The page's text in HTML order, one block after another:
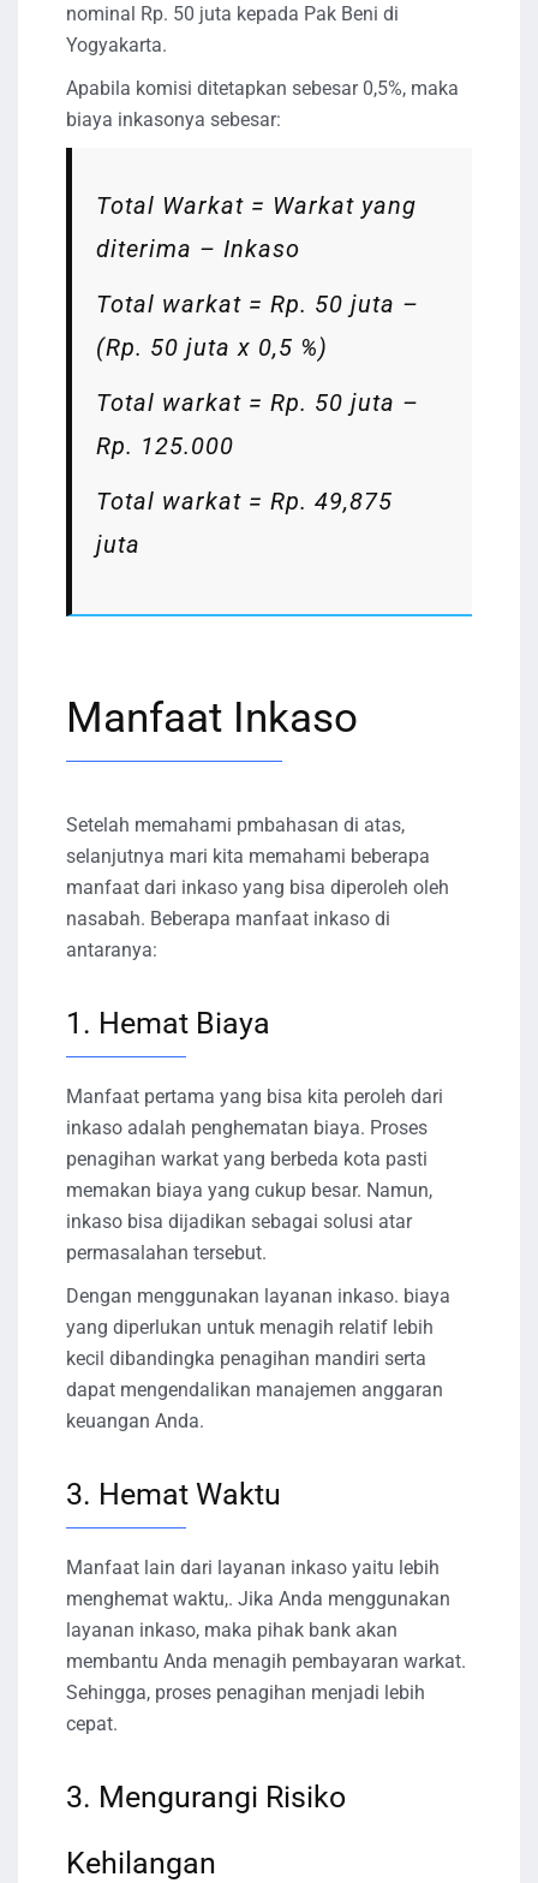
nominal Rp. 50 juta kepada Pak Beni di
Yogyakarta.
Apabila komisi ditetapkan sebesar 0,5%, maka
biaya inkasonya sebesar:
Total Warkat = Warkat yang
diterima – Inkaso
Total warkat = Rp. 50 juta –
(Rp. 50 juta x 0,5 %)
Total warkat = Rp. 50 juta –
Rp. 125.000
Total warkat = Rp. 49,875
juta
Manfaat Inkaso
Setelah memahami pmbahasan di atas,
selanjutnya mari kita memahami beberapa
manfaat dari inkaso yang bisa diperoleh oleh
nasabah. Beberapa manfaat inkaso di
antaranya:
1. Hemat Biaya
Manfaat pertama yang bisa kita peroleh dari
inkaso adalah penghematan biaya. Proses
penagihan warkat yang berbeda kota pasti
memakan biaya yang cukup besar. Namun,
inkaso bisa dijadikan sebagai solusi atar
permasalahan tersebut.
Dengan menggunakan layanan inkaso. biaya
yang diperlukan untuk menagih relatif lebih
kecil dibandingka penagihan mandiri serta
dapat mengendalikan manajemen anggaran
keuangan Anda.
3. Hemat Waktu
Manfaat lain dari layanan inkaso yaitu lebih
menghemat waktu,. Jika Anda menggunakan
layanan inkaso, maka pihak bank akan
membantu Anda menagih pembayaran warkat.
Sehingga, proses penagihan menjadi lebih
cepat.
3. Mengurangi Risiko
Kehilangan